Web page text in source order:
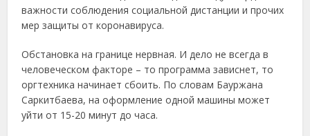
важности соблюдения социальной дистанции и прочих
мер защиты от коронавируса.
Обстановка на границе нервная. И дело не всегда в
человеческом факторе – то программа зависнет, то
оргтехника начинает сбоить. По словам Бауржана
Саркитбаева, на оформление одной машины может
уйти от 15-20 минут до часа.